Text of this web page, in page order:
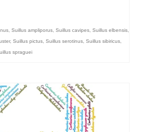
, Suillus ampliporus, Suillus cavipes, Suillus elbensis,
, Suillus pictus, Suillus serotinus, Suillus sibiricus,
spraguei